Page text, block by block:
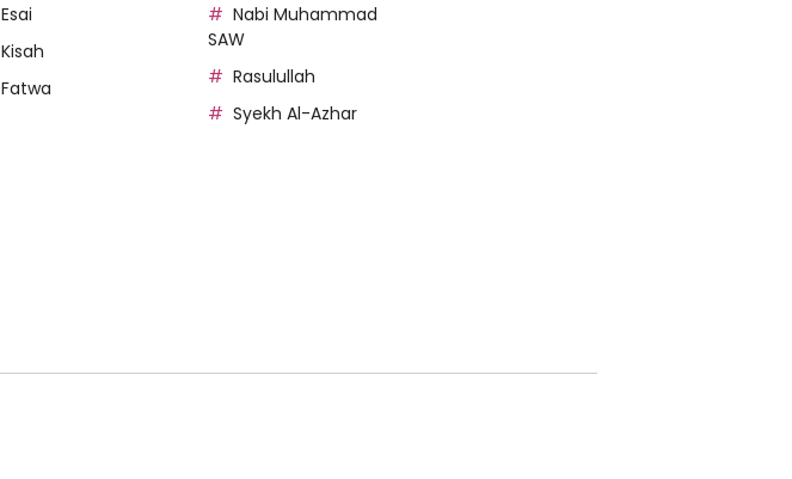
Esai
Kisah
Fatwa
Nabi Muhammad
SAW
Rasulullah
Syekh Al-Azhar